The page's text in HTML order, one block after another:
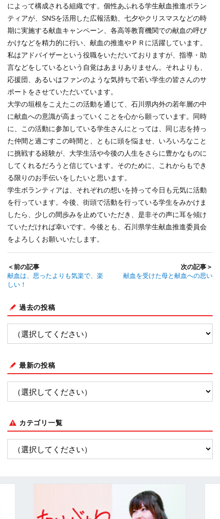
によって構成される組織です。個性あふれる学生献血推進ボラン
ティアが、SNSを活用した広報活動、七夕やクリスマスなどの時
期に実施する献血キャンペーン、各高等教育機関での献血の呼び
かけなどを精力的に行い、献血の推進やＰＲに活躍しています。
私はアドバイザーという役職をいただいておりますが、指導・助
言などをしているという自覚はあまりありません。それよりも、
応援団、あるいはファンのような気持ちで若い学生の皆さんのサ
ポートをさせていただいています。
大学の垣根をこえたこの活動を通じて、石川県内外の若年層の中
に献血への意識が高まっていくことを心から願っています。同時
に、この活動に参加している学生さんにとっては、同じ志を持っ
た仲間と過ごすこの時間と、ともに頭を悩ませ、いろいろなこと
に挑戦する経験が、大学生活や今後の人生をさらに豊かなものに
してくれるだろうと信じています。そのために、これからもでき
る限りのお手伝いをしたいと思います。
学生ボランティアは、それぞれの想いを持って今日も元気に活動
を行っています。今後、街頭で活動を行っている学生をみかけま
したら、少しの間歩みを止めていただき、是非その声に耳を傾け
ていただければ幸いです。今後とも、石川県学生献血推進委員会
をよろしくお願いいたします。
＜前の記事
献血は、思ったよりも気楽で、楽
しい！
次の記事＞
献血を受けた母と献血への思い
過去の投稿
最新の投稿
カテゴリ一覧